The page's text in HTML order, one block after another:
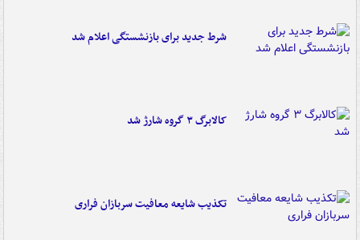
شرط جدید برای بازنشستگی اعلام شد
کالابرگ ۳ گروه شارژ شد
تکذیب شایعه معافیت سربازان فراری